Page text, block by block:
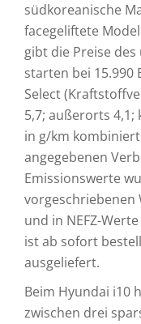
südkoreanische
facegeliftete
gibt die Preise
starten bei 15.990
Select
5,7; außerorts 4,1;
in g/km
angegebenen
Emissionswerte
vorgeschriebenen
und in NEFZ-
ist ab sofort
ausgeliefert.
Beim Hyundai i10
zwischen drei